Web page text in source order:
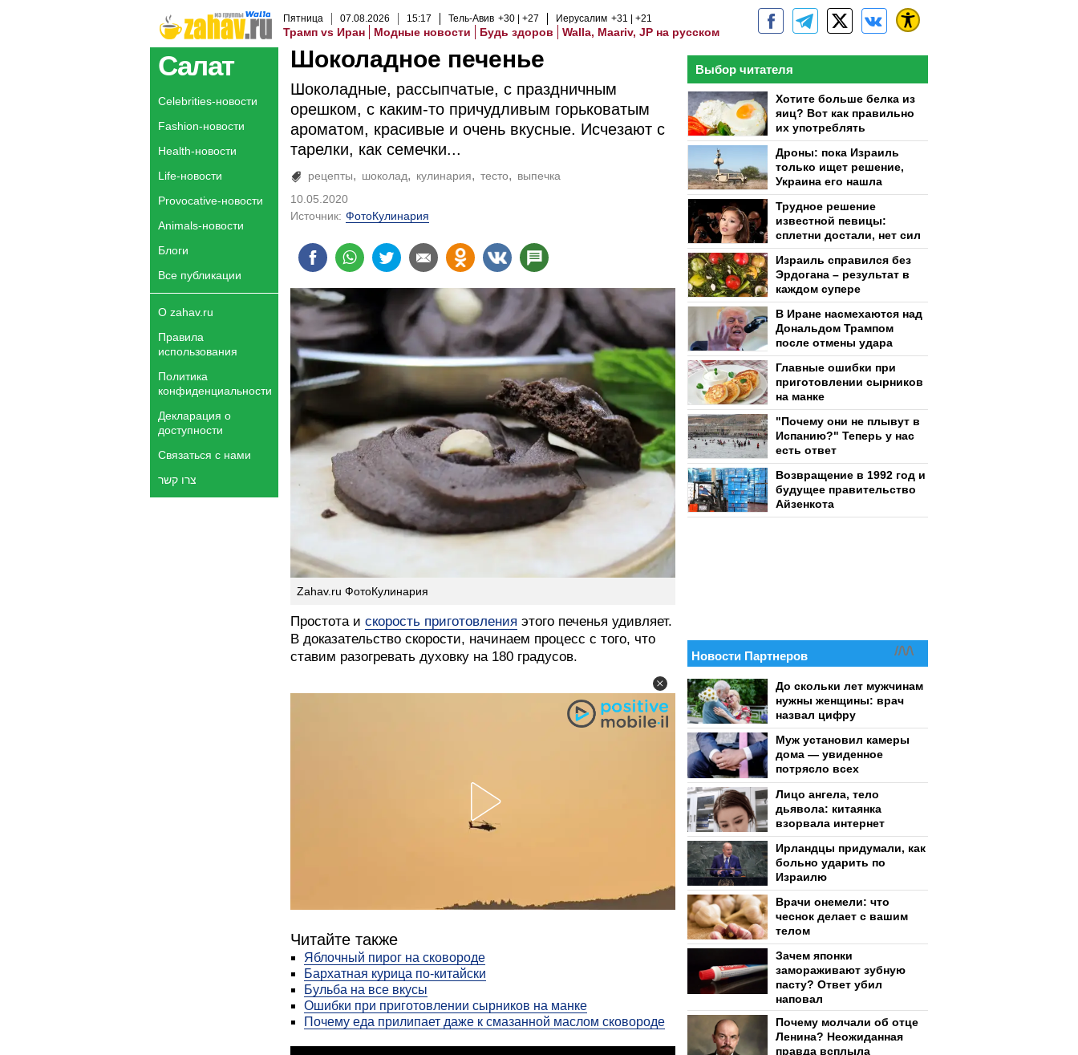
Пятница 07.08.2026 15:17 Тель-Авив +30 +27 Иерусалим +31 +21
Трамп vs Иран Модные новости Будь здоров Walla, Maariv, JP на русском
Салат
Celebrities-новости
Fashion-новости
Health-новости
Life-новости
Provocative-новости
Animals-новости
Блоги
Все публикации
О zahav.ru
Правила
использования
Политика
конфиденциальности
Декларация о
доступности
Связаться с нами
צרו קשר
Шоколадное печенье
Шоколадные, рассыпчатые, с праздничным
орешком, с каким-то причудливым горьковатым
ароматом, красивые и очень вкусные. Исчезают с
тарелки, как семечки...
рецепты шоколад кулинария тесто
выпечка
10.05.2020
Источник: ФотоКулинария
Zahav.ru ФотоКулинария
Простота и скорость приготовления этого печенья удивляет.
В доказательство скорости, начинаем процесс с того, что
ставим разогревать духовку на 180 градусов.
Читайте также
Яблочный пирог на сковороде
Бархатная курица по-китайски
Бульба на все вкусы
Ошибки при приготовлении сырников на манке
Почему еда прилипает даже к смазанной маслом сковороде
Выбор читателя
Хотите больше белка из
яиц? Вот как правильно
их употреблять
Дроны: пока Израиль
только ищет решение,
Украина его нашла
Трудное решение
известной певицы:
сплетни достали, нет сил
Израиль справился без
Эрдогана – результат в
каждом супере
В Иране насмехаются над
Дональдом Трампом
после отмены удара
Главные ошибки при
приготовлении сырников
на манке
"Почему они не плывут в
Испанию?" Теперь у нас
есть ответ
Возвращение в 1992 год и
будущее правительство
Айзенкота